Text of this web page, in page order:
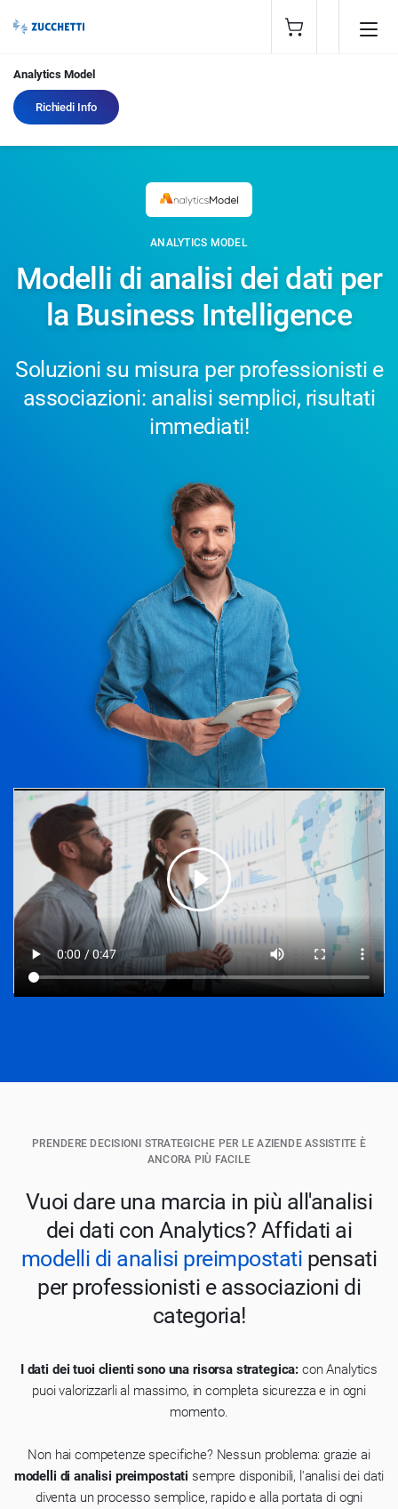
Analytics Model
Richiedi Info
ANALYTICS MODEL
Modelli di analisi dei dati per
la Business Intelligence
Soluzioni su misura per professionisti e
associazioni: analisi semplici, risultati
immediati!
PRENDERE DECISIONI STRATEGICHE PER LE AZIENDE ASSISTITE È
ANCORA PIÙ FACILE
Vuoi dare una marcia in più all'analisi
dei dati con Analytics? Affidati ai
modelli di analisi preimpostati pensati
per professionisti e associazioni di
categoria!
I dati dei tuoi clienti sono una risorsa strategica: con Analytics
puoi valorizzarli al massimo, in completa sicurezza e in ogni
momento.
Non hai competenze specifiche? Nessun problema: grazie ai
modelli di analisi preimpostati sempre disponibili, l'analisi dei dati
diventa un processo semplice, rapido e alla portata di ogni